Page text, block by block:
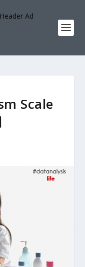
Header Ad
Scale